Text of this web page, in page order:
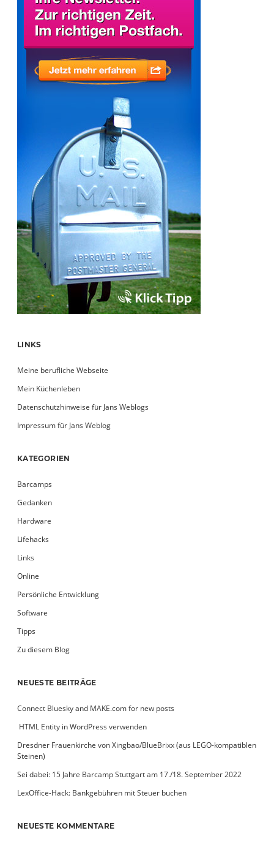
LINKS
Meine berufliche Webseite
Mein Küchenleben
Datenschutzhinweise für Jans Weblogs
Impressum für Jans Weblog
KATEGORIEN
Barcamps
Gedanken
Hardware
Lifehacks
Links
Online
Persönliche Entwicklung
Software
Tipps
Zu diesem Blog
NEUESTE BEITRÄGE
Connect Bluesky and MAKE.com for new posts
­ HTML Entity in WordPress verwenden
Dresdner Frauenkirche von Xingbao/BlueBrixx (aus LEGO-kompatiblen
Steinen)
Sei dabei: 15 Jahre Barcamp Stuttgart am 17./18. September 2022
LexOffice-Hack: Bankgebühren mit Steuer buchen
NEUESTE KOMMENTARE